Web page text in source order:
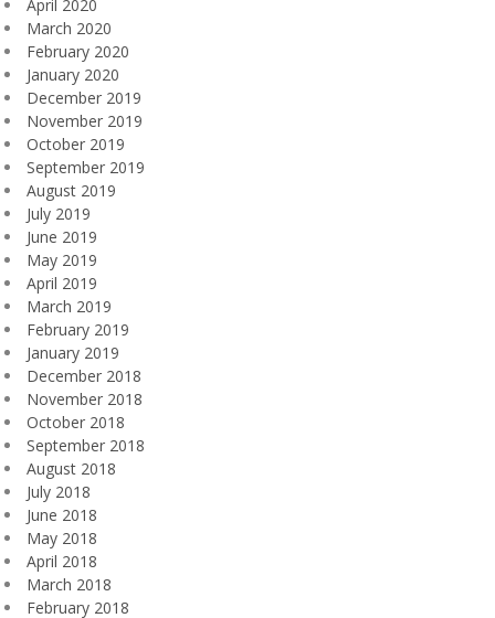
April 2020
March 2020
February 2020
January 2020
December 2019
November 2019
October 2019
September 2019
August 2019
July 2019
June 2019
May 2019
April 2019
March 2019
February 2019
January 2019
December 2018
November 2018
October 2018
September 2018
August 2018
July 2018
June 2018
May 2018
April 2018
March 2018
February 2018